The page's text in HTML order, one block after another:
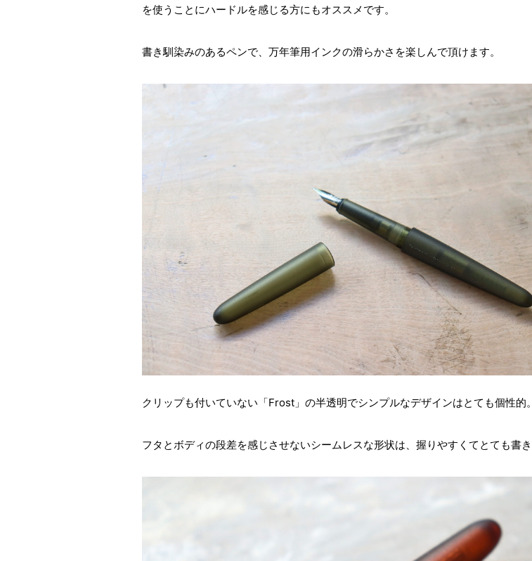
を使うことにハードルを感じる方にもオススメです。
書き馴染みのあるペンで、万年筆用インクの滑らかさを楽しんで頂けます。
クリップも付いていない「Frost」の半透明でシンプルなデザインはとても個性的。
フタとボディの段差を感じさせないシームレスな形状は、握りやすくてとても書き